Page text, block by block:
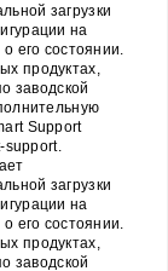
загрузки
на
его состоянии.
продуктах,
заводской
Support
загрузки
на
его состоянии.
продуктах,
заводской